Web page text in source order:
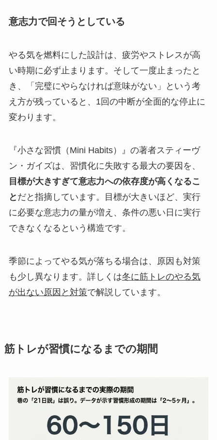
意志力で回そうとしている
やる気を燃料にした設計は、疲労やストレスが高
い時期に必ず止まります。そして一度止まったと
き、「完璧にやらなければ意味がない」という考
え方が残っていると、1回の中断が全面的な停止に
変わります。
『小さな習慣（Mini Habits）』の著者スティーヴ
ン・ガイズは、習慣化に失敗する最大の要因を、
目標が大きすぎて意志力への依存度が高くなるこ
と だと指摘しています。目標が大きいほど、実行
に必要な意志力の量が増え、条件の悪い日に実行
できなくなるという構造です。
季節によってやる気が落ちる場合は、原因も対策
も少し異なります。詳しくは冬に筋トレのやる気
が出ない原因と対策で解説しています。
筋トレが習慣になるまでの期間